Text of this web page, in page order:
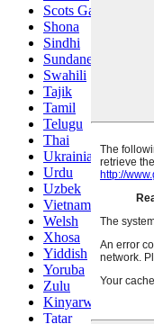
Scots Gaelic
Shona
Sindhi
Sundanese
Swahili
Tajik
Tamil
Telugu
Thai
Ukrainian
Urdu
Uzbek
Vietnamese
Welsh
Xhosa
Yiddish
Yoruba
Zulu
Kinyarwanda
Tatar